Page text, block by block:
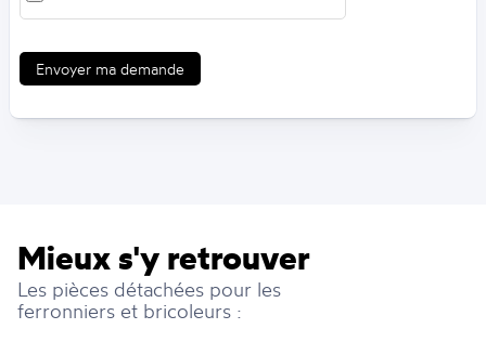
Envoyer ma demande
Mieux s'y retrouver
Les pièces détachées pour les
ferronniers et bricoleurs :